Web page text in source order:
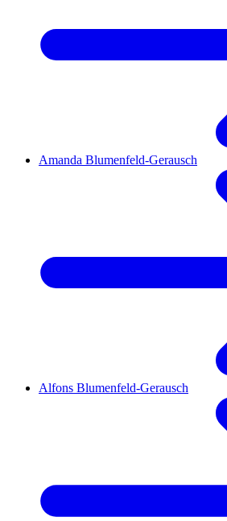
Amanda Blumenfeld-Gerausch
Alfons Blumenfeld-Gerausch